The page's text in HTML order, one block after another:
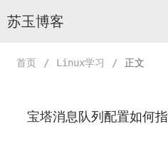
苏玉博客
首页 / Linux学习 / 正文
宝塔消息队列配置如何